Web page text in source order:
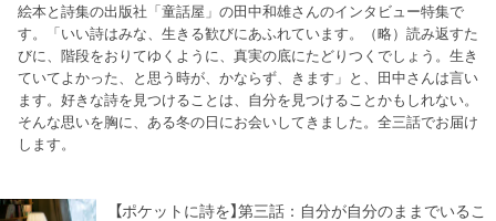
絵本と詩集の出版社「童話屋」の田中和雄さんのインタビュー特集で
す。「いい詩はみな、生きる歓びにあふれています。（略）読み返すた
びに、階段をおりてゆくように、真実の底にたどりつくでしょう。生き
ていてよかった、と思う時が、かならず、きます」と、田中さんは言い
ます。好きな詩を見つけることは、自分を見つけることかもしれない。
そんな思いを胸に、ある冬の日にお会いしてきました。全三話でお届け
します。
【ポケットに詩を】第三話：自分が自分のままでいるこ